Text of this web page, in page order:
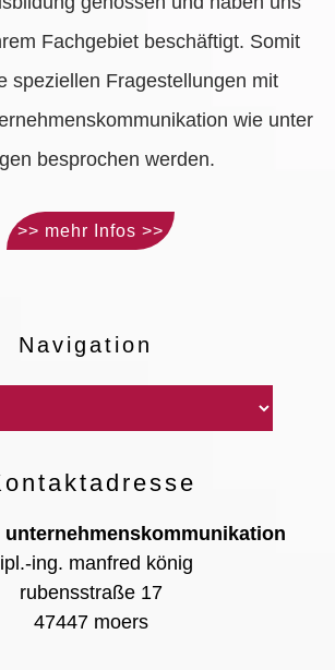
Fachgebiet beschäftigt. Somit
speziellen Fragestellungen mit
wie unter
besprochen werden.
>> mehr Infos >>
Navigation
unternehmenskommunikation
ing. manfred könig
rubensstraße 17
47447 moers